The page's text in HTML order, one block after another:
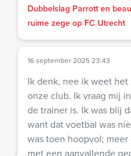
Dubbelslag Parrott en
ruime zege op FC Utrecht
16 september 2025 23:43
Ik denk, nee ik weet
onze club. Ik vraag mij
de trainer is. Ik was blij
want dat voetbal was
was toen hoopvol;
met een aanvallende